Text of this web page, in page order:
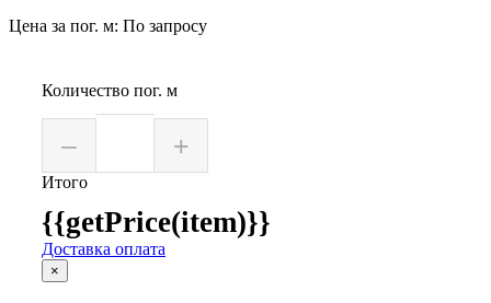
Цена за пог. м: По запросу
Количество пог. м
– +
Итого
{{getPrice(item)}}
Доставка оплата
×